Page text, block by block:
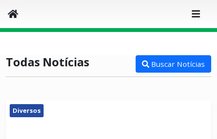
Todas Notícias Buscar Notícias
Diversos